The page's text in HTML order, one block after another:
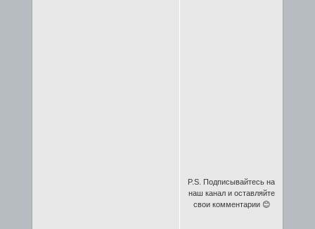
P.S. Подписывайтесь на
наш канал и оставляйте
свои комментарии 😊